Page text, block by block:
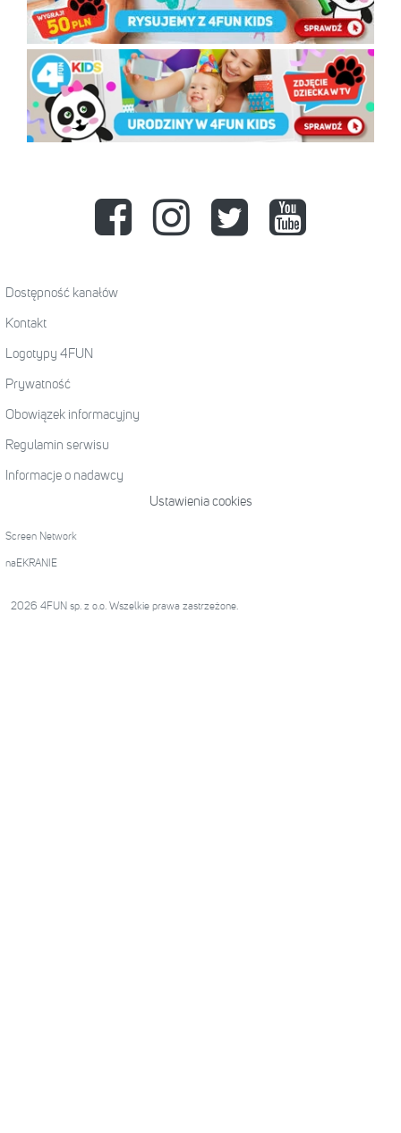
Dostępność kanałów
Kontakt
Logotypy 4FUN
Prywatność
Obowiązek informacyjny
Regulamin serwisu
Informacje o nadawcy
Ustawienia cookies
Screen Network
naEKRANIE
2026 4FUN sp. z o.o. Wszelkie prawa zastrzeżone.